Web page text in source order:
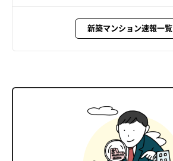
新築マンション速報一覧